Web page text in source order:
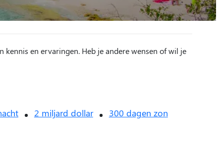
kennis en ervaringen. Heb je andere wensen of wil je
2 miljard dollar 300 dagen zon